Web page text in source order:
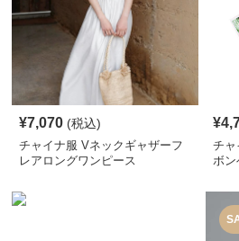
¥7,070 (税込)
チャイナ服 Vネックギャザーフ
レアロングワンピース
¥
チャ
ボン